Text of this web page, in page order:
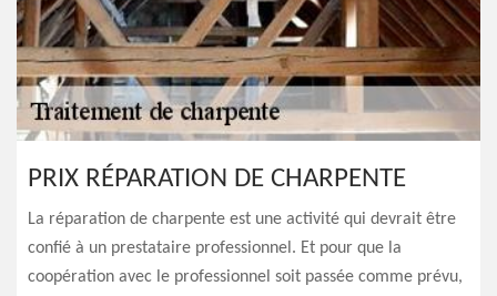
PRIX RÉPARATION DE CHARPENTE
La réparation de charpente est une activité qui devrait être
confié à un prestataire professionnel. Et pour que la
coopération avec le professionnel soit passée comme prévu,